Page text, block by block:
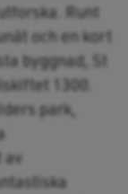
Runt
och en kort
byggnad, St
1300.
park,
av